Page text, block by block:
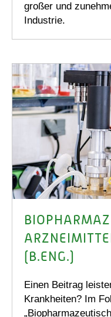
großer und
Industrie.
(B.ENG.)
Einen Beitrag
Krankheiten? Im